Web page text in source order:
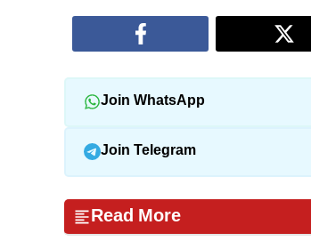
Join WhatsApp
Join Telegram
Read More